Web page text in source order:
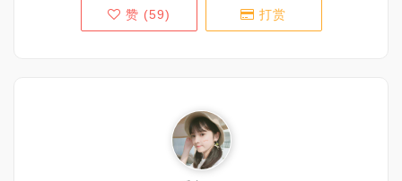
赞 (59) 打赏